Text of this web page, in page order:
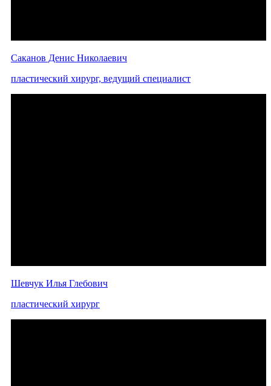
Саканов Денис Николаевич
пластический хирург, ведущий специалист
Шевчук Илья Глебович
пластический хирург